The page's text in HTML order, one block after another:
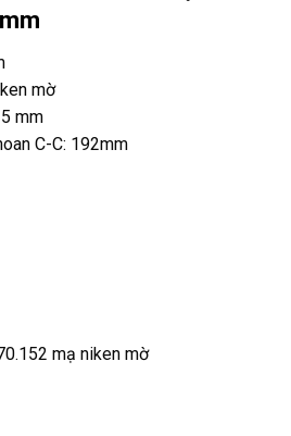
mờ
mm
C-C: 192mm
mạ niken mờ